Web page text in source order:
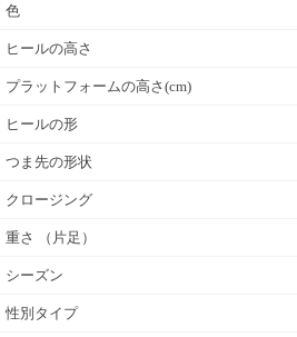
色
ヒールの高さ
プラットフォームの高さ(cm)
ヒールの形
つま先の形状
クロージング
重さ （片足）
シーズン
性別タイプ